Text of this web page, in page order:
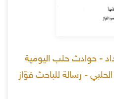
- حوادث حلب اليومية
الحلبي - رسالة للباحث فوّاز